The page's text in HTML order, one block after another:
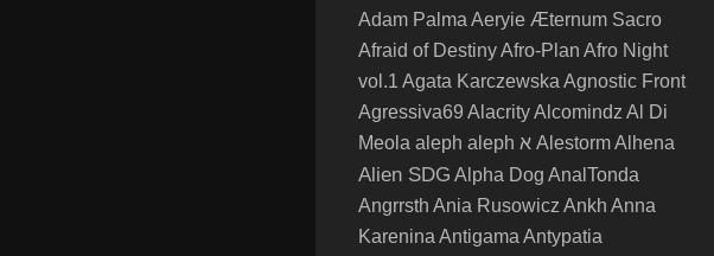
Adam Palma Aeryie Æternum Sacro
Afraid of DestinyAfro-Plan Afro Night
vol.1 Agata Karczewska Agnostic Front
Agressiva69 AlacrityAlcomindz Al Di
Meola aleph aleph א AlestormAlhena
Alien SDG Alpha Dog AnalTonda
Angrrsth Ania Rusowicz Ankh Anna
Karenina Antigama Antypatia